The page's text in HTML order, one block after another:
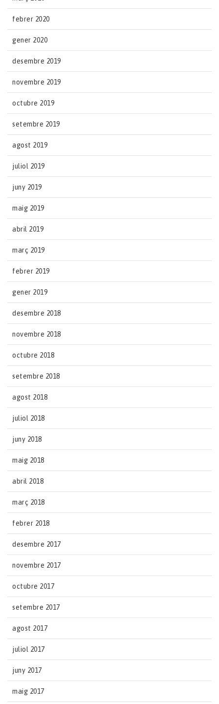
febrer 2020
gener 2020
desembre 2019
novembre 2019
octubre 2019
setembre 2019
agost 2019
juliol 2019
juny 2019
maig 2019
abril 2019
març 2019
febrer 2019
gener 2019
desembre 2018
novembre 2018
octubre 2018
setembre 2018
agost 2018
juliol 2018
juny 2018
maig 2018
abril 2018
març 2018
febrer 2018
desembre 2017
novembre 2017
octubre 2017
setembre 2017
agost 2017
juliol 2017
juny 2017
maig 2017